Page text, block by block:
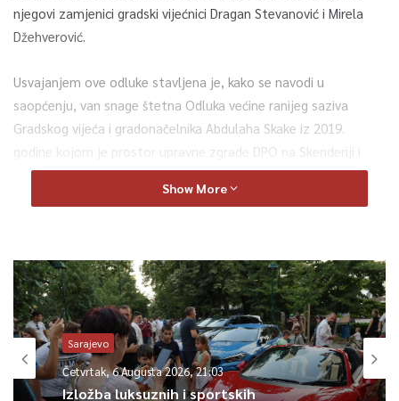
njegovi zamjenici gradski vijećnici Dragan Stevanović i Mirela
Džehverović.
Usvajanjem ove odluke stavljena je, kako se navodi u
saopćenju, van snage štetna Odluka većine ranijeg saziva
Gradskog vijeća i gradonačelnika Abdulaha Skake iz 2019.
godine kojom je prostor upravne zgrade DPO na Skenderiji i
statutarno sjedište Grada bez naknade i refundacije ustupio
Parlamentu FBIH i tako ostavio Grad bez statutarnog sjedišta
sredstva uložena u objekat DPO.
– Stavljanjem van snage ove štetne Odluke većina novog
saziva Gradskog vijeća je ispunila svoju obavezu da kao gradski
vijećnici brinu o imovini i imovinskim interesima Grada, da
poštuju Statut Grada na čije poštivanje su i položili zakletvu, a
Show More
Sarajevo
Četvrtak, 6 Augusta 2026, 21:03
Izložba luksuznih i sportskih